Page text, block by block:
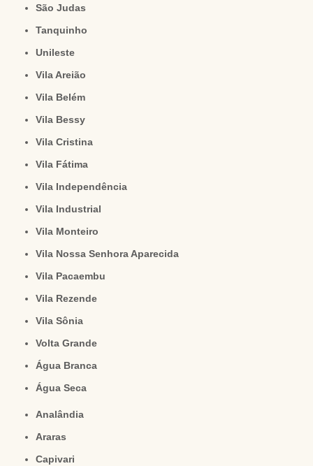
São Judas
Tanquinho
Unileste
Vila Areião
Vila Belém
Vila Bessy
Vila Cristina
Vila Fátima
Vila Independência
Vila Industrial
Vila Monteiro
Vila Nossa Senhora Aparecida
Vila Pacaembu
Vila Rezende
Vila Sônia
Volta Grande
Água Branca
Água Seca
Analândia
Araras
Capivari